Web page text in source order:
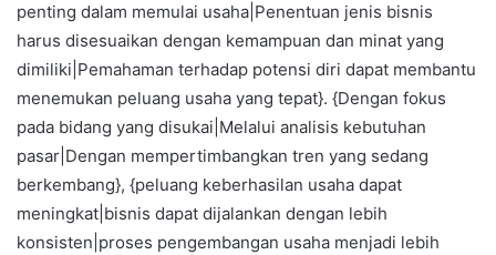
penting dalam memulai usaha|Penentuan jenis bisnis
harus disesuaikan dengan kemampuan dan minat yang
dimiliki|Pemahaman terhadap potensi diri dapat membantu
menemukan peluang usaha yang tepat}. {Dengan fokus
pada bidang yang disukai|Melalui analisis kebutuhan
pasar|Dengan mempertimbangkan tren yang sedang
berkembang}, {peluang keberhasilan usaha dapat
meningkat|bisnis dapat dijalankan dengan lebih
konsisten|proses pengembangan usaha menjadi lebih